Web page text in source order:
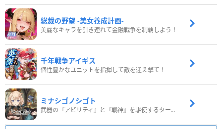
総裁の野望 -美女養成計画-
美麗なキャラを引き連れて金融戦争を制覇しよう！
千年戦争アイギス
個性豊かなユニットを指揮して敵を迎え撃て！
ミナシゴノシゴト
武器の『アビリティ』と『戦神』を駆使するターン制コマンドバトルRPG！